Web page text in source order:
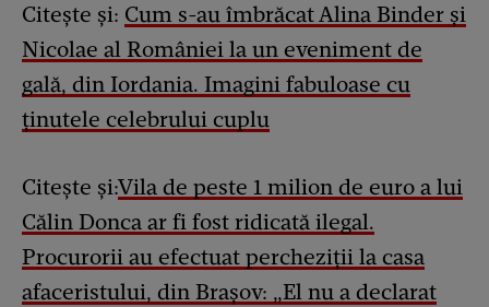
Citește și: Cum s-au îmbrăcat Alina Binder și
Nicolae al României la un eveniment de
gală, din Iordania. Imagini fabuloase cu
ținutele celebrului cuplu
Citește și:Vila de peste 1 milion de euro a lui
Călin Donca ar fi fost ridicată ilegal.
Procurorii au efectuat percheziții la casa
afaceristului, din Brașov: „El nu a declarat